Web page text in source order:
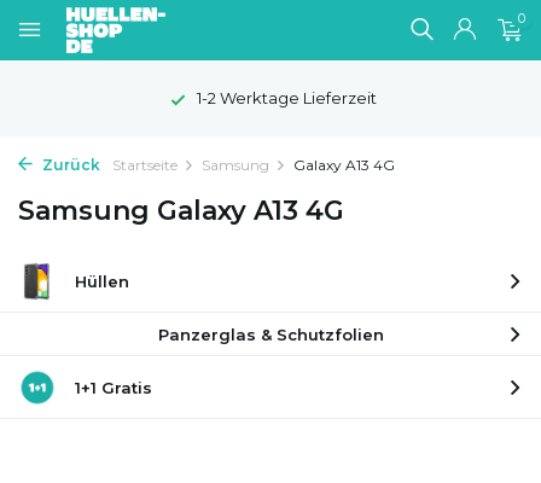
0
1-2 Werktage Lieferzeit
Zurück Startseite Samsung Galaxy A13 4G
Samsung Galaxy A13 4G
Hüllen
Panzerglas & Schutzfolien
1+1 Gratis